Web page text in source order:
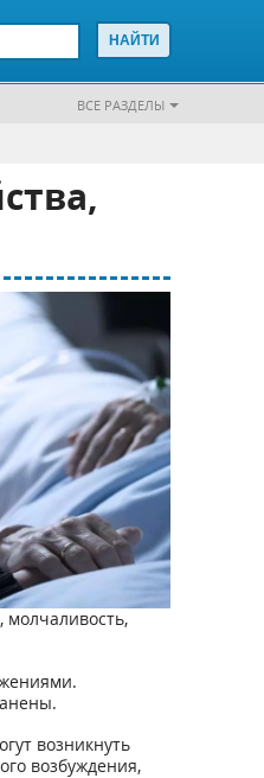
ВСЕ РАЗДЕЛЫ
возникнуть
возбуждения,